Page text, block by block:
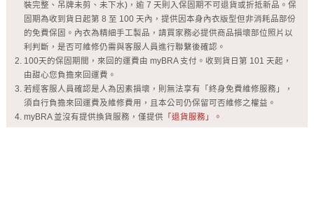
裝完整、吊牌未剪、未下水)，逾 7 天則入保固期不可退貨或折抵新品。保
固期為收到貨日起第 8 至 100 天內，提供因本身內衣版型但非消耗品部份
的免費保固。內衣為精細手工製品，請買家務必提供商品損壞部位照片以
利判斷，是否可維修仍需與客服人員進行聯繫後確認。
100天的保固期間，來回的運費由 myBRA 支付。收到貨日第 101 天起，
由甜心您負擔來回運費。
若經客服人員確認是人為因素損壞，則無法享有「終身免費維修服務」，
須自行負擔來回運費及維修費用，且本公司仍保留可否維修之權益。
myBRA 並沒有提供換貨服務，僅提供 「退貨服務」。